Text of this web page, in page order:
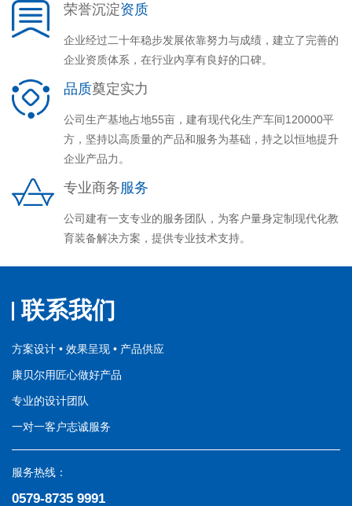
荣誉沉淀资质
企业经过二十年稳步发展依靠努力与成绩，建立了完善的
企业资质体系，在行业內享有良好的口碑。
品质奠定实力
公司生产基地占地55亩，建有现代化生产车间120000平
方，坚持以高质量的产品和服务为基础，持之以恒地提升
企业产品力。
专业商务服务
公司建有一支专业的服务团队，为客户量身定制现代化教
育装备解决方案，提供专业技术支持。
联系我们
方案设计 • 效果呈现 • 产品供应
康贝尔用匠心做好产品
专业的设计团队
一对一客户志诚服务
服务热线：
0579-8735 9991